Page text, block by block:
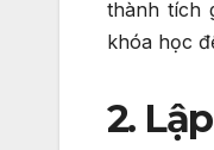
thành tích
khóa học
2.